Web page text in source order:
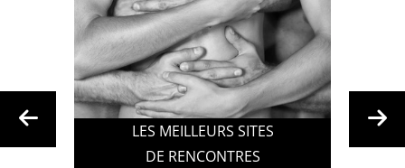
LES MEILLEURS SITES
DE RENCONTRES